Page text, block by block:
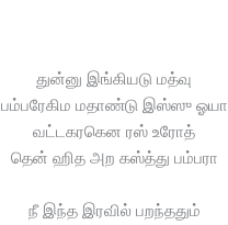
துன்னு இங்கியடு மத்வு
பம்பரேகிம மதாண்டு இஸ்ஸு ஓயா
வட்டகரகென ரஸ் உரோத்
தென் ஹித அற கஸ்த்து பம்பரா
நீ இந்த இரவில் பறந்ததும்